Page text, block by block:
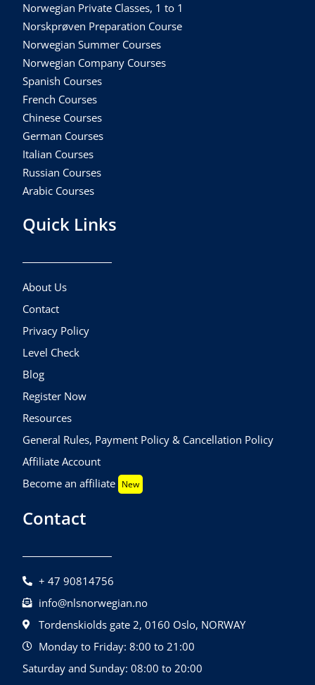
Norwegian Private Classes, 1 to 1
Norskprøven Preparation Course
Norwegian Summer Courses
Norwegian Company Courses
Spanish Courses
French Courses
Chinese Courses
German Courses
Italian Courses
Russian Courses
Arabic Courses
Quick Links
About Us
Contact
Privacy Policy
Level Check
Blog
Register Now
Resources
General Rules, Payment Policy & Cancellation Policy
Affiliate Account
Become an affiliate New
Contact
+ 47 90814756
info@nlsnorwegian.no
Tordenskiolds gate 2, 0160 Oslo, NORWAY
Monday to Friday: 8:00 to 21:00
Saturday and Sunday: 08:00 to 20:00